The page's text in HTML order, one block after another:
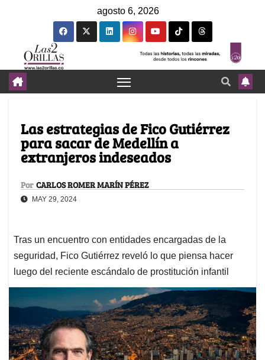
agosto 6, 2026
Las estrategias de Fico Gutiérrez
para sacar de Medellín a
extranjeros indeseados
Por CARLOS ROMER MARÍN PÉREZ
MAY 29, 2024
Tras un encuentro con entidades encargadas de la
seguridad, Fico Gutiérrez reveló lo que piensa hacer
luego del reciente escándalo de prostitución infantil